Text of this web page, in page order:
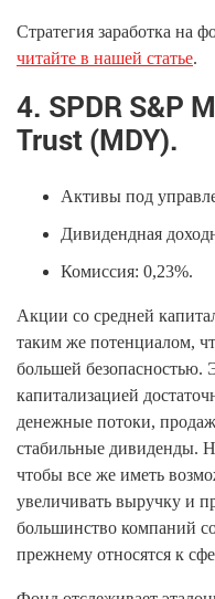
Стратегия заработка на
читайте в нашей статье.
4. SPDR S&P
Trust (MDY).
Активы под
Дивидендная
Комиссия: 0,23%.
Акции со средней
таким же потенциалом,
большей безопасностью.
капитализацией
денежные потоки,
стабильные дивиденды.
чтобы все же иметь
увеличивать выручку и
большинство компаний
прежнему относятся к